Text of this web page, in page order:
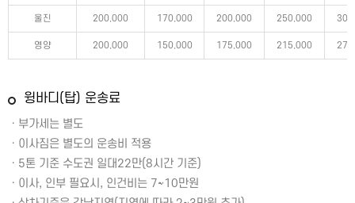
울진 200,000 170,000 200,000 250,000
영양 200,000 150,000 175,000 215,000
윙바디(탑) 운송료
ㆍ부가세는 별도
ㆍ이사짐은 별도의 운송비 적용
ㆍ5톤 기준 수도권 일대22만(8시간 기준)
ㆍ이사, 인부 필요시, 인건비는 7~10만원